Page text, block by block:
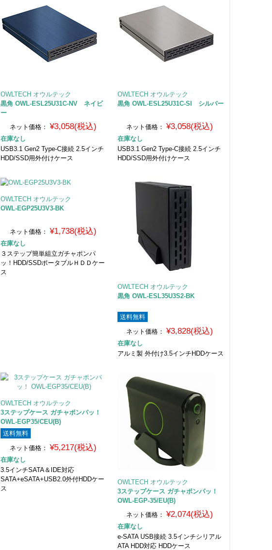
OWLTECH オウルテック
黒角 OWL-ESL25U31C-NV ネイビ
ー
ネット価格：
¥3,058(税込)
在庫なし
USB3.1 Gen2 Type-C接続 2.5インチ
HDD/SSD用外付けケース
OWLTECH オウルテック
黒角 OWL-ESL25U31C-SI シルバー
ネット価格： ¥3,058(税込)
在庫なし
USB3.1 Gen2 Type-C接続 2.5インチ
HDD/SSD用外付けケース
OWLTECH オウルテック
OWL-EGP25U3V3-BK
ネット価格： ¥1,738(税込)
在庫なし
３ステップ簡単組立ガチャポンパ
ッ！HDD/SSDポータブルＨＤＤケー
ス
OWLTECH オウルテック
黒角 OWL-ESL35U3S2-BK
送料無料
ネット価格：
¥3,828(税込)
在庫なし
アルミ製 外付け3.5インチHDDケース
OWLTECH オウルテック
3ステップケース ガチャポンパッ！
OWL-EGP35/CEU(B)
送料無料
ネット価格：
¥5,217(税込)
在庫なし
3.5インチSATA＆IDE対応
SATA+eSATA+USB2.0外付HDDケー
ス
OWLTECH オウルテック
3ステップケース ガチャポンパッ！
OWL-EGP-35/EU(B)
ネット価格：
¥2,074(税込)
在庫なし
e-SATA USB接続 3.5インチシリアル
ATA HDD対応 HDDケース